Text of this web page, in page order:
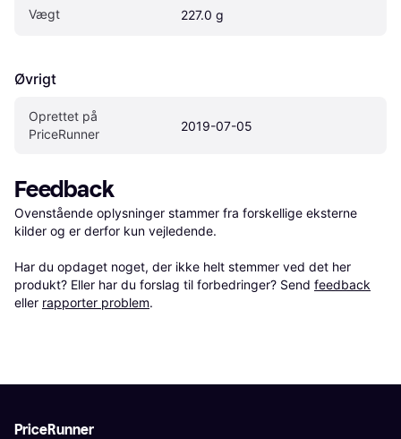
Vægt 227.0 g
Øvrigt
Oprettet på
PriceRunner
2019-07-05
Feedback
Ovenstående oplysninger stammer fra forskellige eksterne
kilder og er derfor kun vejledende.
Har du opdaget noget, der ikke helt stemmer ved det her
produkt? Eller har du forslag til forbedringer? Send feedback
eller rapporter problem.
PriceRunner